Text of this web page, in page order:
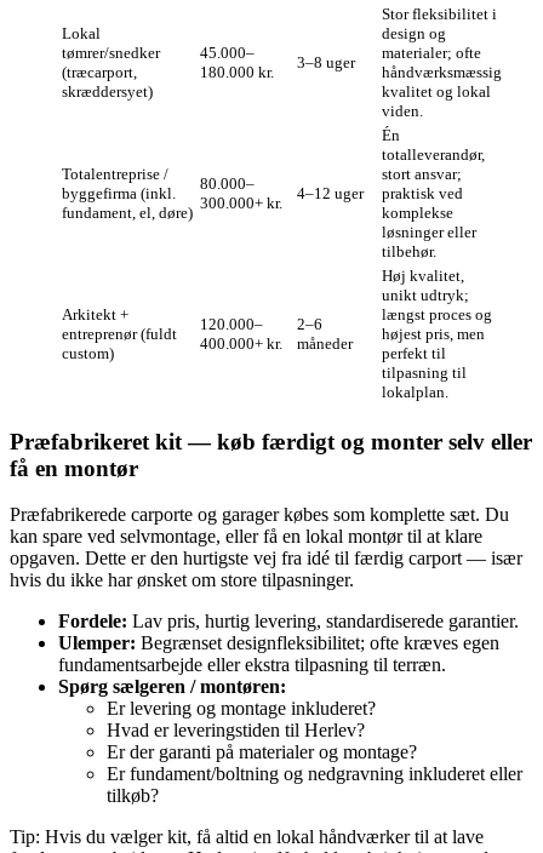
Lokal
tømrer/snedker
(træcarport,
skræddersyet)
45.000–
180.000 kr.
3–8 uger
Stor fleksibilitet i
design og
materialer; ofte
håndværksmæssig
kvalitet og lokal
viden.
Totalentreprise /
byggefirma (inkl.
fundament, el, døre)
80.000–
300.000+ kr.
4–12 uger
Én
totalleverandør,
stort ansvar;
praktisk ved
komplekse
løsninger eller
tilbehør.
Arkitekt +
entreprenør (fuldt
custom)
120.000–
400.000+ kr.
2–6
måneder
Høj kvalitet,
unikt udtryk;
længst proces og
højest pris, men
perfekt til
tilpasning til
lokalplan.
Præfabrikeret kit — køb færdigt og monter selv eller
få en montør
Præfabrikerede carporte og garager købes som komplette sæt. Du
kan spare ved selvmontage, eller få en lokal montør til at klare
opgaven. Dette er den hurtigste vej fra idé til færdig carport — især
hvis du ikke har ønsket om store tilpasninger.
Fordele: Lav pris, hurtig levering, standardiserede garantier.
Ulemper: Begrænset designfleksibilitet; ofte kræves egen
fundamentsarbejde eller ekstra tilpasning til terræn.
Spørg sælgeren / montøren:
Er levering og montage inkluderet?
Hvad er leveringstiden til Herlev?
Er der garanti på materialer og montage?
Er fundament/boltning og nedgravning inkluderet eller
tilkøb?
Tip: Hvis du vælger kit, få altid en lokal håndværker til at lave